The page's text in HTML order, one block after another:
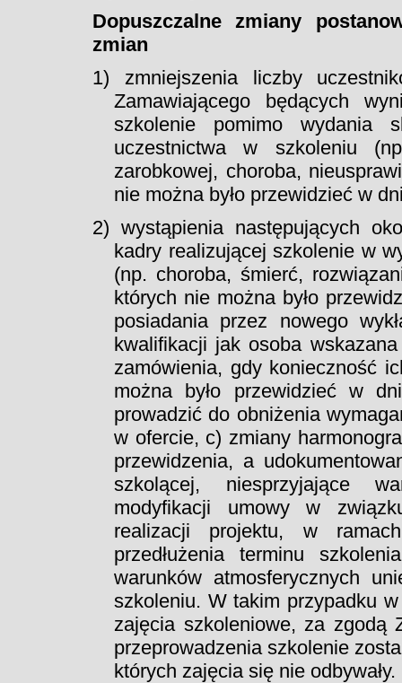
Dopuszczalne zmiany
zmian
1) zmniejszenia liczby
Zamawiającego będących
szkolenie pomimo wydania
uczestnictwa w szkoleniu
zarobkowej, choroba,
nie można było przewidzieć w
2) wystąpienia następujących
kadry realizującej szkolenie w
(np. choroba, śmierć,
których nie można było
posiadania przez nowego
kwalifikacji jak osoba
zamówienia, gdy konieczność
można było przewidzieć w
prowadzić do obniżenia
w ofercie, c) zmiany
przewidzenia, a
szkolącej, niesprzyjające
modyfikacji umowy w
realizacji projektu, w
przedłużenia terminu
warunków atmosferycznych
szkoleniu. W takim przypadku
zajęcia szkoleniowe, za zgodą
przeprowadzenia szkolenie
których zajęcia się nie odbywały.